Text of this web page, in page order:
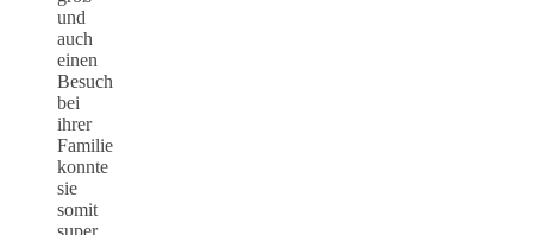
und
auch
einen
Besuch
bei
ihrer
Familie
konnte
sie
somit
super